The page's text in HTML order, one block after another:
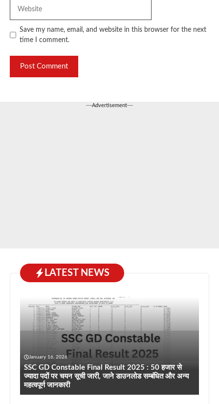
Save my name, email, and website in this browser for the next
time I comment.
---Advertisement---
LATEST NEWS
January 16, 2026
SSC GD Constable Final Result 2025 : 50 हजार से
ज्यादा पदों पर चयन सूची जारी, जाने डाउनलोड सम्बंधित और अन्य
महत्वपूर्ण जानकारी